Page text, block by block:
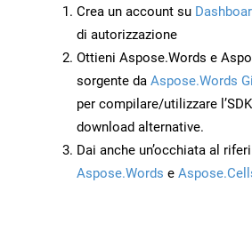
Crea un account su
di autorizzazione
Ottieni Aspose.Words e
sorgente da Aspose.Words
per compilare/utilizzare
download alternative.
Dai anche un’occhiata al
Aspose.Words e